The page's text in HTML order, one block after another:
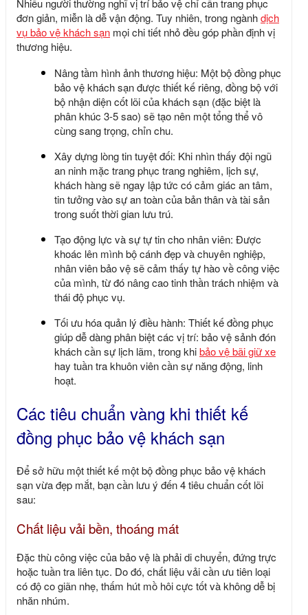
Nhiều người thường nghĩ vị trí bảo vệ chỉ cần trang phục
đơn giản, miễn là dễ vận động. Tuy nhiên, trong ngànhdịch
vụ bảo vệ khách sạn mọi chi tiết nhỏ đều góp phần định vị
thương hiệu.
Nâng tầm hình ảnh thương hiệu: Một bộđồng phục
bảo vệ khách sạnđược thiết kế riêng, đồng bộ với
bộ nhận diện cốt lõi của khách sạn (đặc biệt là
phân khúc 3-5 sao) sẽ tạo nên một tổng thể vô
cùng sang trọng, chỉn chu.
Xây dựng lòng tin tuyệt đối: Khi nhìn thấy đội ngũ
an ninh mặc trang phục trang nghiêm, lịch sự,
khách hàng sẽ ngay lập tức có cảm giác an tâm,
tin tưởng vào sự an toàn của bản thân và tài sản
trong suốt thời gian lưu trú.
Tạo động lực và sự tự tin cho nhân viên: Được
khoác lên mình bộ cánh đẹp và chuyên nghiệp,
nhân viên bảo vệ sẽ cảm thấy tự hào về công việc
của mình, từ đó nâng cao tinh thần trách nhiệm và
thái độ phục vụ.
Tối ưu hóa quản lý điều hành: Thiết kế đồng phục
giúp dễ dàng phân biệt các vị trí: bảo vệ sảnh đón
khách cần sự lịch lãm, trong khibảo vệ bãi giữ xe
hay tuần tra khuôn viên cần sự năng động, linh
hoạt.
Các tiêu chuẩn vàng khi thiết kế
đồng phục bảo vệ khách sạn
Để sở hữu một thiết kế một bộđồng phục bảo vệ khách
sạnvừa đẹp mắt, bạn cần lưu ý đến 4 tiêu chuẩn cốt lõi
sau:
Chất liệu vải bền, thoáng mát
Đặc thù công việc của bảo vệ là phải di chuyển, đứng trực
hoặc tuần tra liên tục. Do đó, chất liệu vải cần ưu tiên loại
có độ co giãn nhẹ, thấm hút mồ hôi cực tốt và không dễ bị
nhăn nhúm.